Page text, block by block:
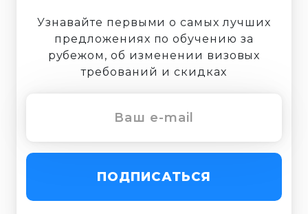
Узнавайте первыми о самых лучших
предложениях по обучению за
рубежом, об изменении визовых
требований и скидках
ПОДПИСАТЬСЯ